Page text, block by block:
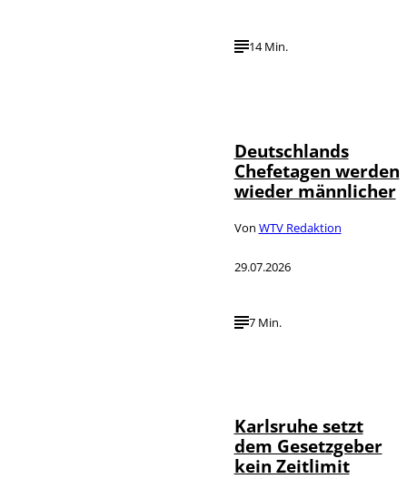
14 Min.
Deutschlands
Chefetagen werden
wieder männlicher
Von WTV Redaktion
29.07.2026
7 Min.
Karlsruhe setzt
dem Gesetzgeber
kein Zeitlimit